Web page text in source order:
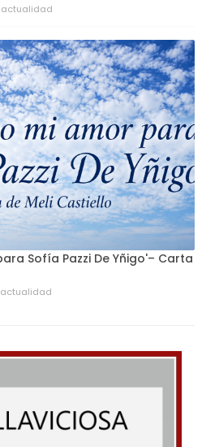
actualidad
Sofía Pazzi De Yñigo'– Carta
actualidad